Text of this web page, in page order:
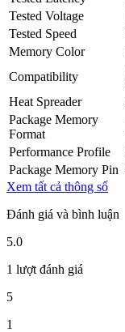
Tested Voltage
Tested Speed
Memory Color
Compatibility
Heat Spreader
Package Memory
Format
Performance Profile
Package Memory Pin
Xem tất cả thông số
Đánh giá và bình luận
5.0
1 lượt đánh giá
5
1